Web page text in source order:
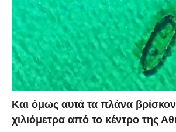
Και όμως αυτά τα πλάνα
χιλιόμετρα από το κέντρο της